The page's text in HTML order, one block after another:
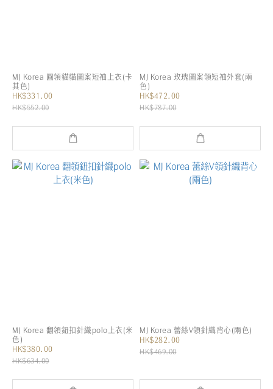
MJ Korea 圓領貓貓圖案短袖上衣(卡
其色)
HK$331.00
HK$552.00
MJ Korea 玫瑰圖案領短袖外套(兩
色)
HK$472.00
HK$787.00
MJ Korea 翻領鈕扣針織polo上衣(米
色)
HK$380.00
HK$634.00
MJ Korea 蕾絲V領針織背心(兩色)
HK$282.00
HK$469.00